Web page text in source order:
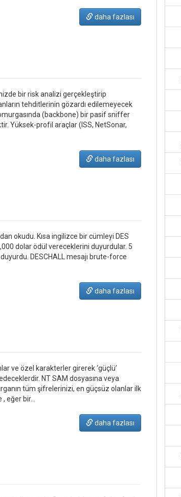
daha fazlası
bir risk analizi gerçekleştirip
tehditlerinin gözardı edilemeyecek
(backbone) bir pasif sniffer
Yüksek-profil araçlar (ISS, NetSonar,
daha fazlası
okudu. Kısa ingilizce bir cümleyi DES
dolar ödül vereceklerini duyurdular. 5
DESCHALL mesajı brute-force
daha fazlası
ve özel karakterler girerek ‘güçlü’
NT SAM dosyasına veya
tüm şifrelerinizi, en güçsüz olanlar ilk
eğer bir…
daha fazlası